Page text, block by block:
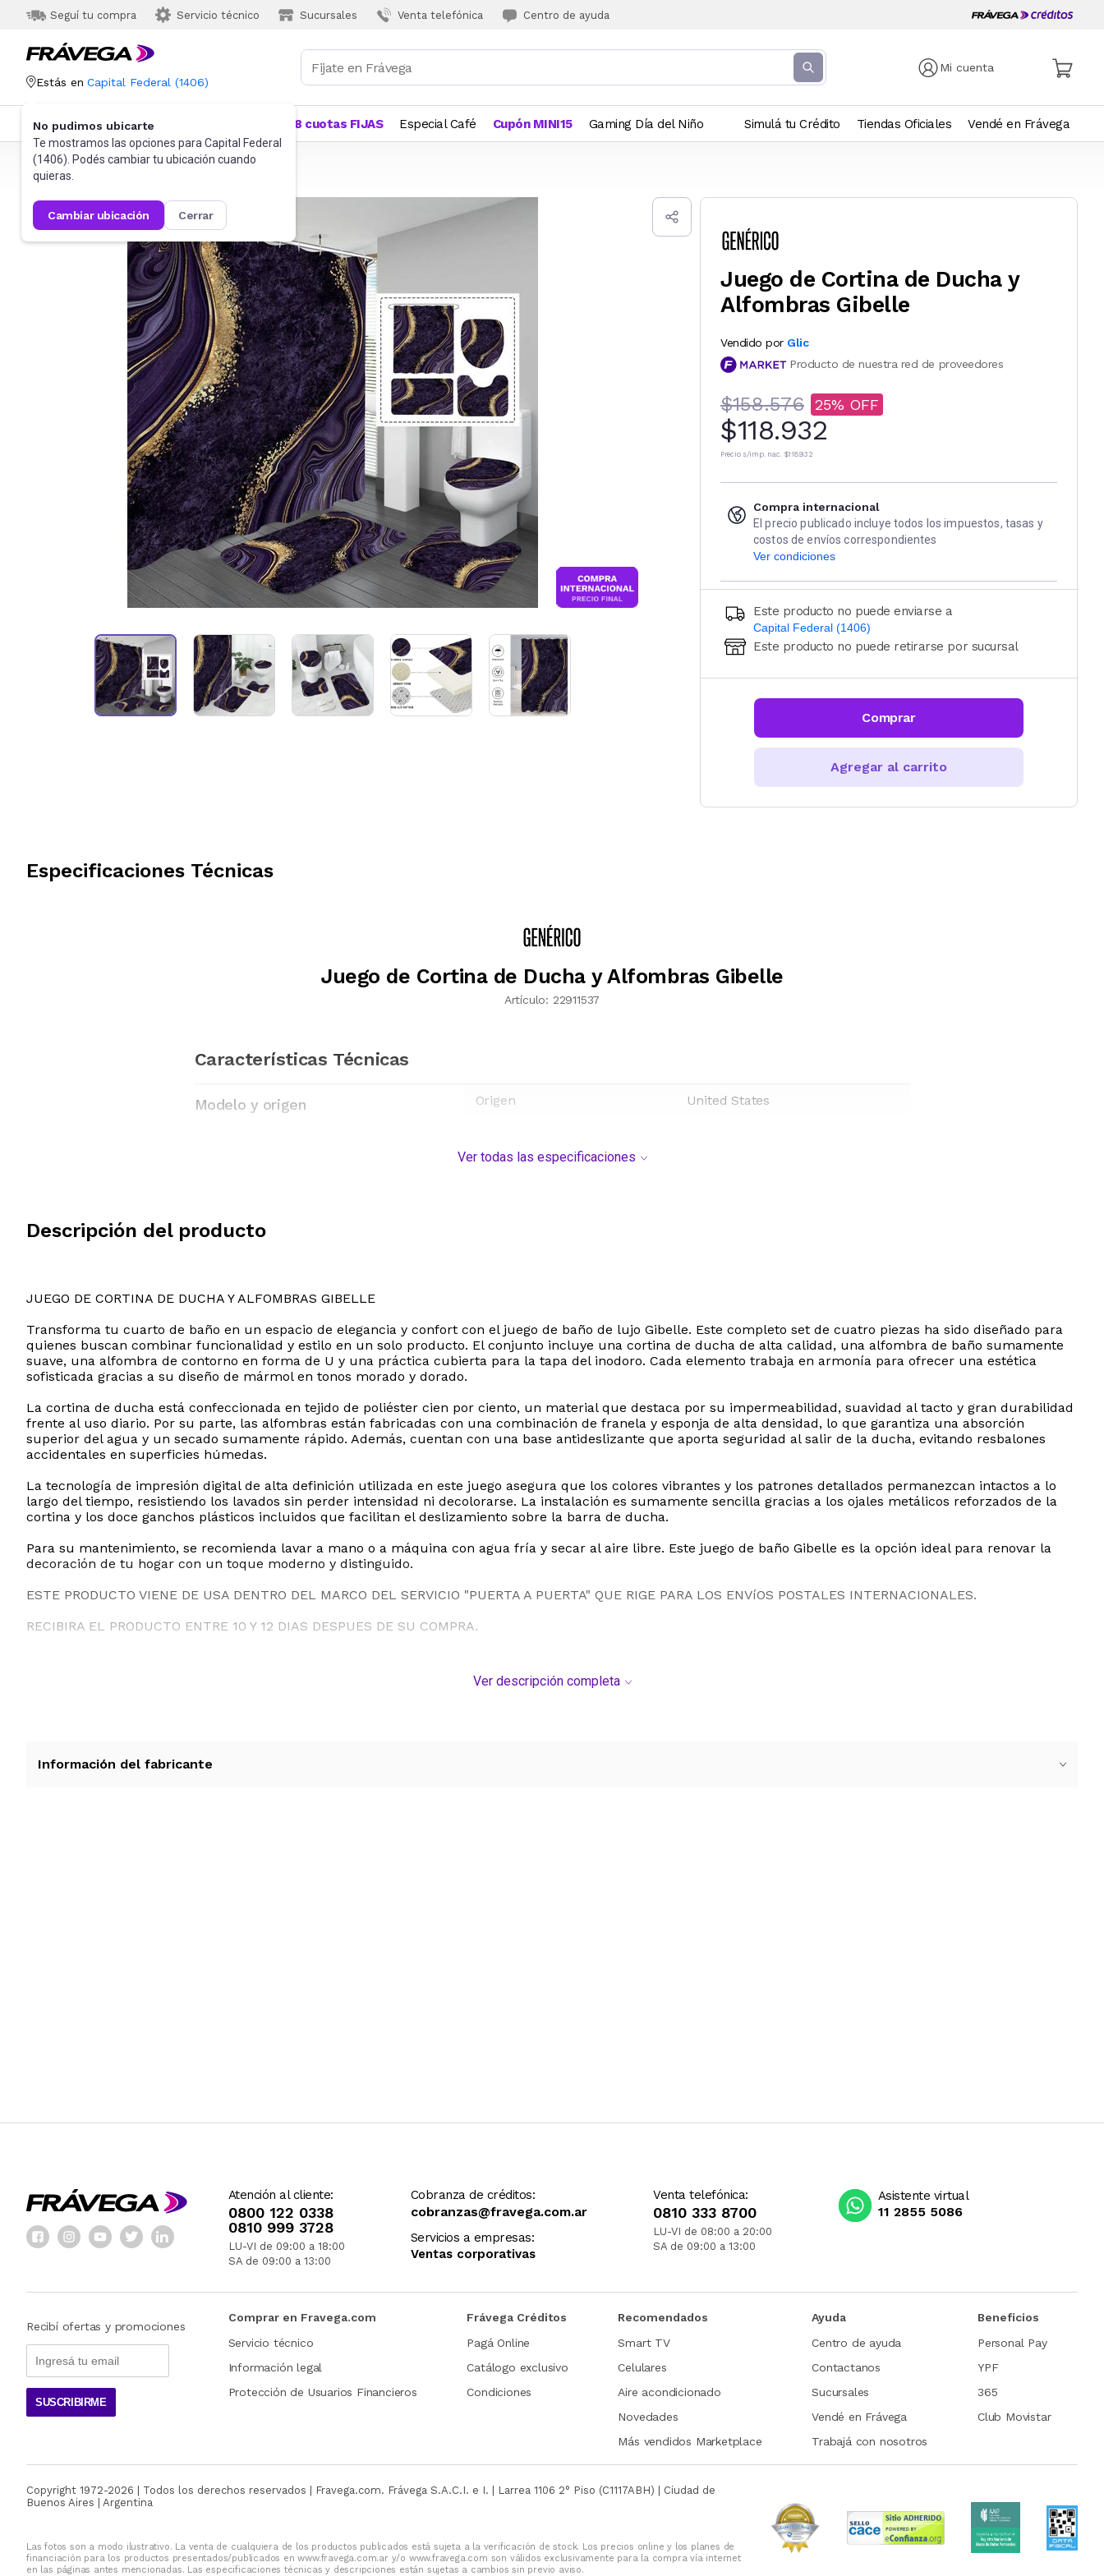
Seguí tu compra Servicio técnico Sucursales Venta telefónica Centro de ayuda
Mi cuenta
Estás en Capital Federal (1406)
No pudimos ubicarte
Te mostramos las opciones para Capital Federal
(1406). Podés cambiar tu ubicación cuando
quieras.
cambiar ubicación cerrar
Categorías Más Vendidos 18 cuotas FIJAS Especial Café Cupón MINI15 Gaming Día del Niño Simulá tu Crédito Tiendas Oficiales Vendé en Frávega
Frávega Hogar Baño Accesorios de baño
Juego de Cortina de Ducha y
Alfombras Gibelle
Vendido por Glic
Producto de nuestra red de proveedores
$158.576 25
$118.932
Precio s/imp. nac. $118.932
Compra internacional
El precio publicado incluye todos los impuestos, tasas y
costos de envíos correspondientes
Ver condiciones
Este producto no puede enviarse a
Capital Federal (1406)
Ingresá código postal (sólo números)
CALCULAR
Este producto no puede retirarse por sucursal
Comprar
Agregar al carrito
Especificaciones Técnicas
Juego de Cortina de Ducha y Alfombras Gibelle
Artículo: 22911537
Características Técnicas
Modelo y origen Origen United States
Ver todas las especificaciones
Descripción del producto
JUEGO DE CORTINA DE DUCHA Y ALFOMBRAS GIBELLE
Transforma tu cuarto de baño en un espacio de elegancia y confort con el juego de baño de lujo Gibelle. Este completo set de cuatro piezas ha sido diseñado para
quienes buscan combinar funcionalidad y estilo en un solo producto. El conjunto incluye una cortina de ducha de alta calidad, una alfombra de baño sumamente
suave, una alfombra de contorno en forma de U y una práctica cubierta para la tapa del inodoro. Cada elemento trabaja en armonía para ofrecer una estética
sofisticada gracias a su diseño de mármol en tonos morado y dorado.
La cortina de ducha está confeccionada en tejido de poliéster cien por ciento, un material que destaca por su impermeabilidad, suavidad al tacto y gran durabilidad
frente al uso diario. Por su parte, las alfombras están fabricadas con una combinación de franela y esponja de alta densidad, lo que garantiza una absorción
superior del agua y un secado sumamente rápido. Además, cuentan con una base antideslizante que aporta seguridad al salir de la ducha, evitando resbalones
accidentales en superficies húmedas.
La tecnología de impresión digital de alta definición utilizada en este juego asegura que los colores vibrantes y los patrones detallados permanezcan intactos a lo
largo del tiempo, resistiendo los lavados sin perder intensidad ni decolorarse. La instalación es sumamente sencilla gracias a los ojales metálicos reforzados de la
cortina y los doce ganchos plásticos incluidos que facilitan el deslizamiento sobre la barra de ducha.
Para su mantenimiento, se recomienda lavar a mano o a máquina con agua fría y secar al aire libre. Este juego de baño Gibelle es la opción ideal para renovar la
decoración de tu hogar con un toque moderno y distinguido.
ESTE PRODUCTO VIENE DE USA DENTRO DEL MARCO DEL SERVICIO "PUERTA A PUERTA" QUE RIGE PARA LOS ENVíOS POSTALES INTERNACIONALES.
RECIBIRA EL PRODUCTO ENTRE 10 Y 12 DIAS DESPUES DE SU COMPRA.
Ver descripción completa
Información del fabricante
Atención al cliente:
0800 122 0338
0810 999 3728
LU-VI de 09:00 a 18:00
SA de 09:00 a 13:00
Cobranza de créditos:
cobranzas@fravega.com.ar
Servicios a empresas:
Ventas corporativas
Venta telefónica:
0810 333 8700
LU-VI de 08:00 a 20:00
SA de 09:00 a 13:00
Asistente virtual
11 2855 5086
Recibí ofertas y promociones
SUSCRIBIRME
Comprar en Fravega.com
Servicio técnico
Información legal
Protección de Usuarios Financieros
Frávega Créditos
Pagá Online
Catálogo exclusivo
Condiciones
Recomendados
Smart TV
Celulares
Aire acondicionado
Novedades
Más vendidos Marketplace
Ayuda
Centro de ayuda
Contactanos
Sucursales
Vendé en Frávega
Trabajá con nosotros
Beneficios
Personal Pay
YPF
365
Club Movistar
Copyright 1972-2026 | Todos los derechos reservados | Fravega.com. Frávega S.A.C.I. e I. | Larrea 1106 2° Piso (C1117ABH) | Ciudad de
Buenos Aires | Argentina
Las fotos son a modo ilustrativo. La venta de cualquiera de los productos publicados está sujeta a la verificación de stock. Los precios online y los planes de
financiación para los productos presentados/publicados en www.fravega.com.ar y/o www.fravega.com son válidos exclusivamente para la compra vía internet
en las páginas antes mencionadas. Las especificaciones técnicas y descripciones están sujetas a cambios sin previo aviso.